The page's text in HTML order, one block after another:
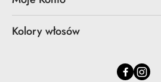
Kolory włosów